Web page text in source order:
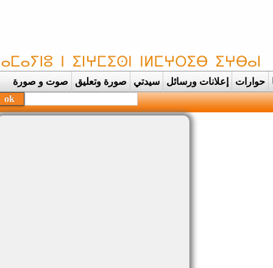
حوارات إعلانات ورسائل سيدتي صورة وتعليق صوت و صورة